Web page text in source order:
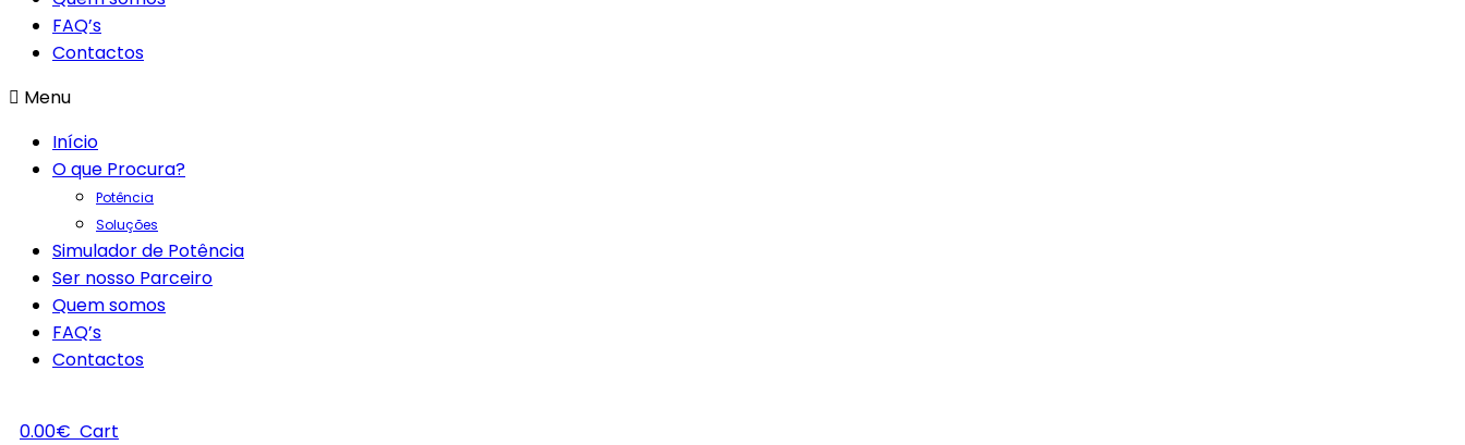
FAQ’s
Contactos
Menu
Início
O que Procura?
Potência
Soluções
Simulador de Potência
Ser nosso Parceiro
Quem somos
FAQ’s
Contactos
0.00€ Cart